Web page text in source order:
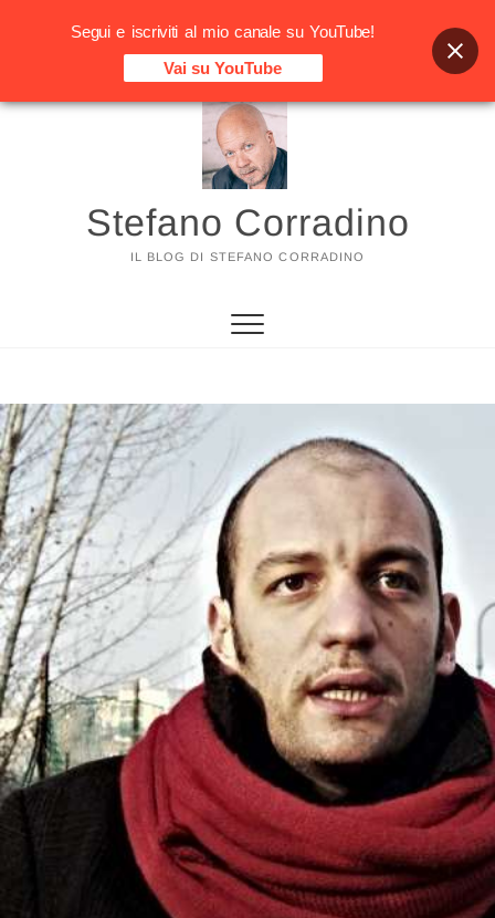
Vai
Stefano Corradino
IL BLOG DI STEFANO CORRADINO
Segui e iscriviti al mio canale su YouTube!
Vai su YouTube